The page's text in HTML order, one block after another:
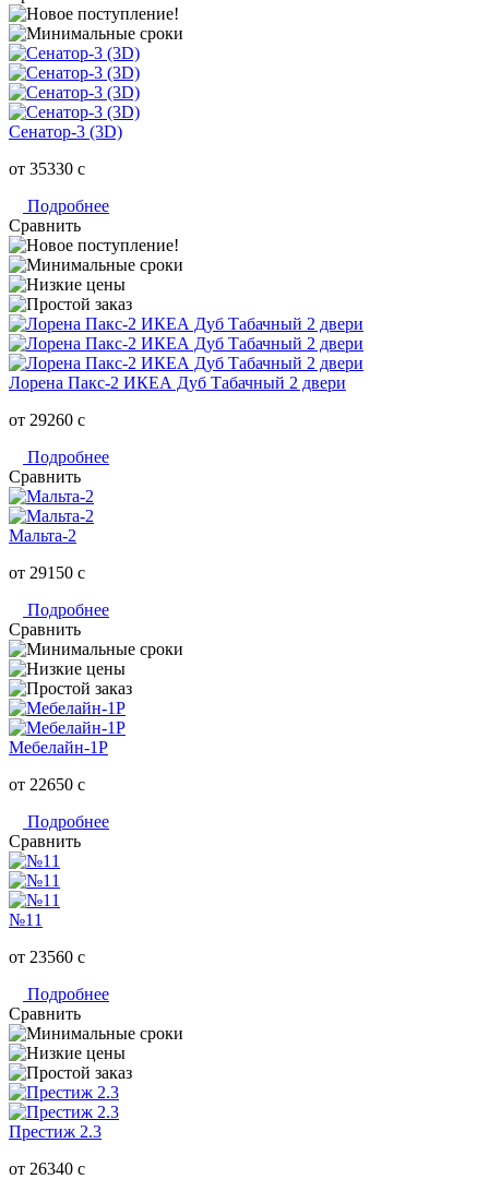
Сенатор-3 (3D)
от 35330 c
Подробнее
Сравнить
Лорена Пакс-2 ИКЕА Дуб Табачный 2 двери
от 29260 c
Подробнее
Сравнить
Мальта-2
от 29150 c
Подробнее
Сравнить
Мебелайн-1Р
от 22650 c
Подробнее
Сравнить
№11
от 23560 c
Подробнее
Сравнить
Престиж 2.3
от 26340 c